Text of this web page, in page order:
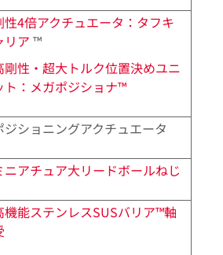
性4倍アクチュエータ：タフキ
リア ™
剛性・超大トルク位置決めユニ
ト：メガポジショナ™
ジショニングアクチュエータ
ニアチュア大リードボールねじ
機能ステンレスSUSバリア™軸